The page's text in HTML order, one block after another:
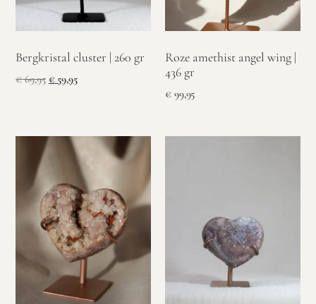
Bergkristal cluster | 260 gr
€69,95 €59,95
Roze amethist angel wing |
436 gr
€99,95